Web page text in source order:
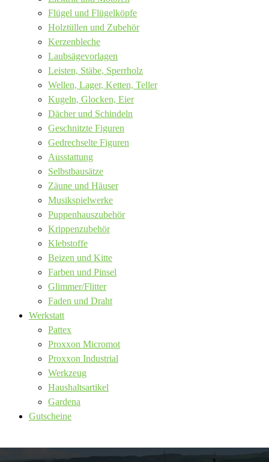
Flügel und Flügelköpfe
Holztüllen und Zubehör
Kerzenbleche
Laubsägevorlagen
Leisten, Stäbe, Sperrholz
Wellen, Lager, Ketten, Teller
Kugeln, Glocken, Eier
Dächer und Schindeln
Geschnitzte Figuren
Gedrechselte Figuren
Ausstattung
Selbstbausätze
Zäune und Häuser
Musikspielwerke
Puppenhauszubehör
Krippenzubehör
Klebstoffe
Beizen und Kitte
Farben und Pinsel
Glimmer/Flitter
Faden und Draht
Werkstatt
Pattex
Proxxon Micromot
Proxxon Industrial
Werkzeug
Haushaltsartikel
Gardena
Gutscheine